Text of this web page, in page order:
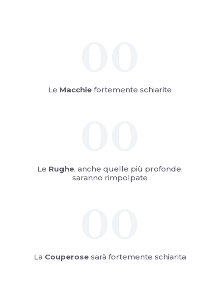
Le Macchiefortemente schiarite
Le Rughe, anche quelle più profonde,
saranno rimpolpate
La Couperosesarà fortemente schiarita